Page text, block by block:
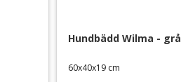
Hundbädd Wilma - grå
60x40x19 cm